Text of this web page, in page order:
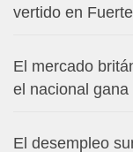
vertido en
El mercado
el nacional gana
El desempleo